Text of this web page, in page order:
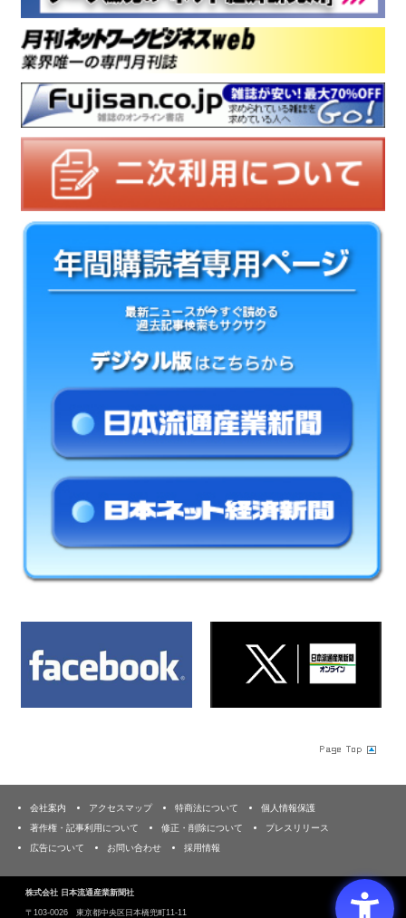
会社案内 アクセスマップ 特商法について
個人情報保護
著作権・記事利用について
修正・削除について
プレスリリース
広告について
お問い合わせ 採用情報
株式会社 日本流通産業新聞社
〒103‐0026 東京都中央区日本橋兜町11-11